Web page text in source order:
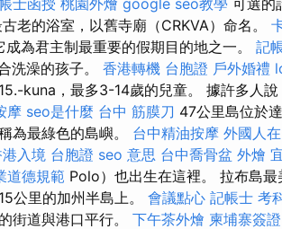
老的浴室，以舊寺廟（CRKVA）命名。
為君主制最重要的假期目的地之一。 記
洗澡的孩子。 香港轉機 台胞證 戶外婚禮
kuna，最多3-14歲的兒童。 據許多人說
摩 seo是什麼 台中 筋膜刀 47公里島位於
為最綠色的島嶼。 台中精油按摩 外國人
入境 台胞證 seo 意思 台中喬骨盆 外燴
道德規範 Polo）也出生在這裡。 拉布島
公里的加州半島上。 會議點心 記帳士 考
街道與港口平行。 下午茶外燴 柬埔寨簽證